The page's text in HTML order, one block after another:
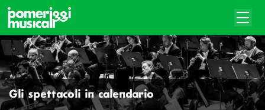
Gli spettacoli in calendario